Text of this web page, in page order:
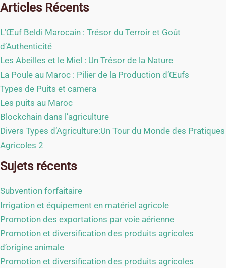
Articles Récents
L’Œuf Beldi Marocain : Trésor du Terroir et Goût
d’Authenticité
Les Abeilles et le Miel : Un Trésor de la Nature
La Poule au Maroc : Pilier de la Production d’Œufs
Types de Puits et camera
Les puits au Maroc
Blockchain dans l’agriculture
Divers Types d’Agriculture:Un Tour du Monde des Pratiques
Agricoles 2
Sujets récents
Subvention forfaitaire
Irrigation et équipement en matériel agricole
Promotion des exportations par voie aérienne
Promotion et diversification des produits agricoles
d’origine animale
Promotion et diversification des produits agricoles